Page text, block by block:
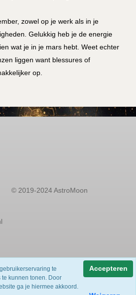
zowel op je werk als in je
Gelukkig heb je de energie
wat je in je mars hebt. Weet echter
liggen want blessures of
op.
AstroMoon
te
kunnen tonen. Door
ga je hiermee akkoord.
Accepteren